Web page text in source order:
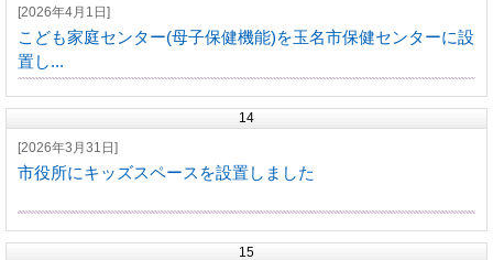
[2026年4月1日]
こども家庭センター(母子保健機能)を玉名市保健センターに設
置し...
14
[2026年3月31日]
市役所にキッズスペースを設置しました
15